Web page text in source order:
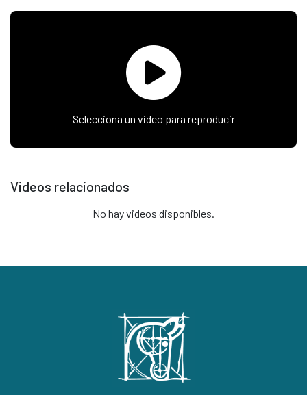
Selecciona un video para reproducir
Videos relacionados
No hay videos disponibles.